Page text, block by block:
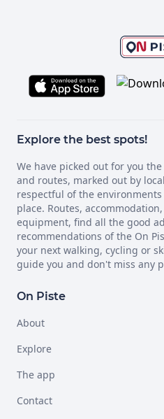
Explore the best spots!
We have picked out for you
and routes, marked out by
respectful of the
place. Routes,
equipment, find all the good
recommendations of the On
your next walking, cycling or
guide you and don't miss any
On Piste
About
Explore
The app
Contact